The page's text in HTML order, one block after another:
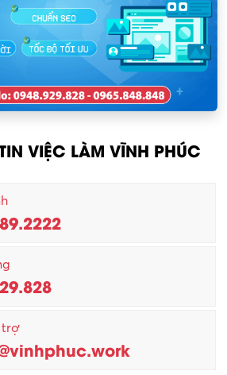
– QC
VIỆC LÀM VĨNH PHÚC
trợ